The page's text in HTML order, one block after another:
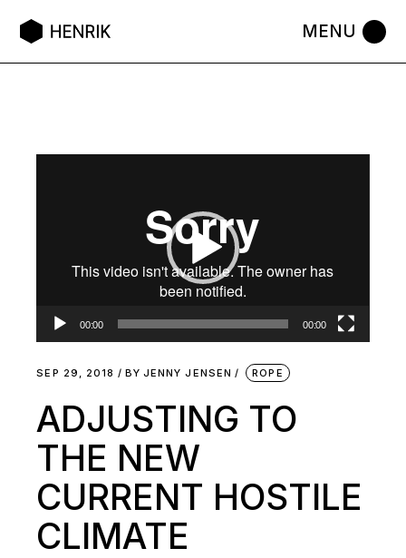
00:00 00:00
SEP 29, 2018 BY JENNY JENSEN ROPE
ADJUSTING TO
THE NEW
CURRENT HOSTILE
CLIMATE